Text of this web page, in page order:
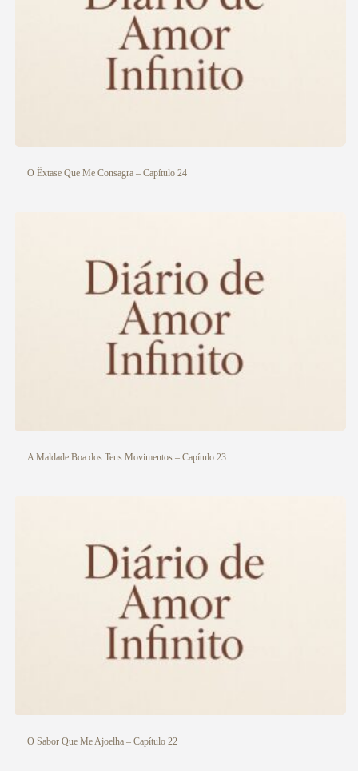
O Êxtase Que Me Consagra – Capítulo 24
A Maldade Boa dos Teus Movimentos – Capítulo 23
O Sabor Que Me Ajoelha – Capítulo 22